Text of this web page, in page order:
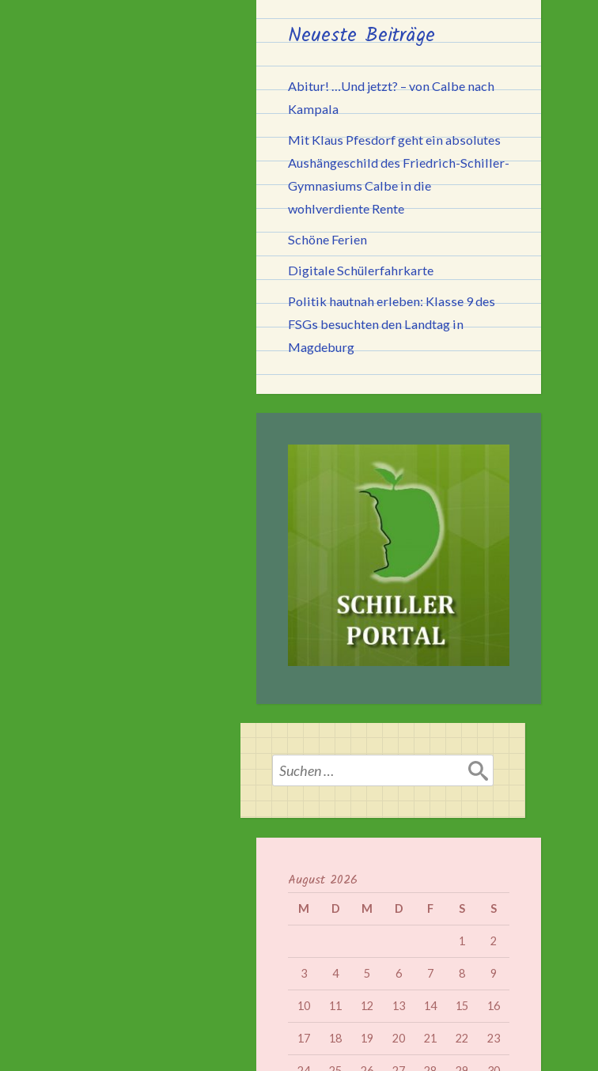
Neueste Beiträge
Abitur! …Und jetzt? – von Calbe nach
Kampala
Mit Klaus Pfesdorf geht ein absolutes
Aushängeschild des Friedrich-Schiller-
Gymnasiums Calbe in die
wohlverdiente Rente
Schöne Ferien
Digitale Schülerfahrkarte
Politik hautnah erleben: Klasse 9 des
FSGs besuchten den Landtag in
Magdeburg
Suchen
nach:
August 2026
M D M D F S S
1 2
3 4 5 6 7 8 9
10 11 12 13 14 15 16
17 18 19 20 21 22 23